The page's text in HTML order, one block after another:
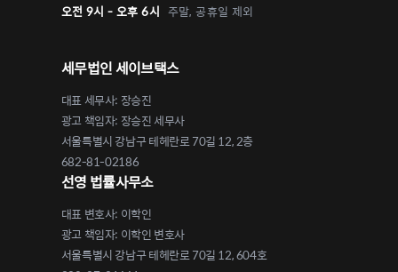
오전 9시 - 오후 6시 주말, 공휴일 제외
세무법인 세이브택스
대표 세무사: 장승진
광고 책임자: 장승진 세무사
서울특별시 강남구 테헤란로 70길 12, 2층
682-81-02186
선영 법률사무소
대표 변호사: 이학인
광고 책임자: 이학인 변호사
서울특별시 강남구 테헤란로 70길 12, 604호